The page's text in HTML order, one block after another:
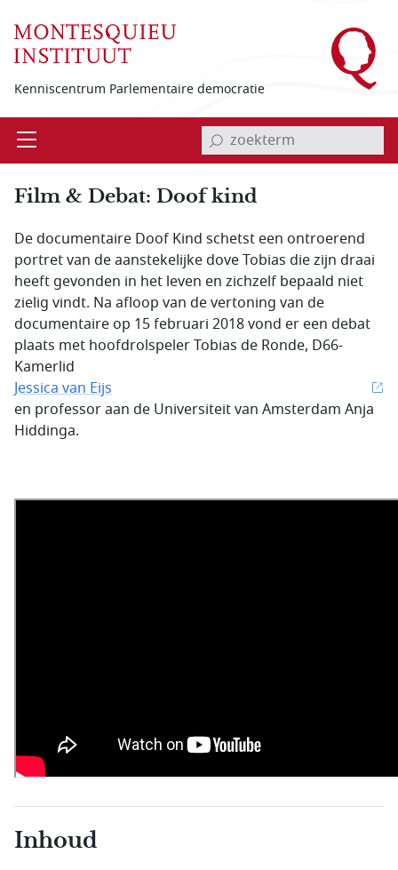
Kenniscentrum Parlementaire democratie
Open invoerveld zoekterm
Film & Debat: Doof kind
De documentaire Doof Kind schetst een ontroerend
portret van de aanstekelijke dove Tobias die zijn draai
heeft gevonden in het leven en zichzelf bepaald niet
zielig vindt. Na afloop van de vertoning van de
documentaire op 15 februari 2018 vond er een debat
plaats met hoofdrolspeler Tobias de Ronde, D66-
Kamerlid
Jessica van Eijs
en professor aan de Universiteit van Amsterdam Anja
Hiddinga.
Inhoud